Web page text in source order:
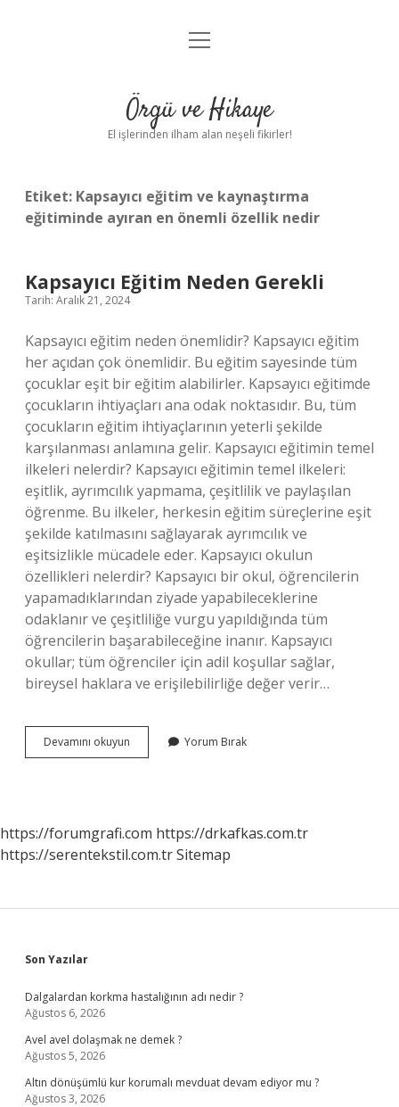
Anasayfa
Yasal Uyarı
menüyü
Örgü ve Hikaye
El işlerinden ilham alan neşeli fikirler!
Etiket: Kapsayıcı eğitim ve kaynaştırma
eğitiminde ayıran en önemli özellik nedir
Kapsayıcı Eğitim Neden Gerekli
Tarih: Aralık 21, 2024
Kapsayıcı eğitim neden önemlidir? Kapsayıcı eğitim
her açıdan çok önemlidir. Bu eğitim sayesinde tüm
çocuklar eşit bir eğitim alabilirler. Kapsayıcı eğitimde
çocukların ihtiyaçları ana odak noktasıdır. Bu, tüm
çocukların eğitim ihtiyaçlarının yeterli şekilde
karşılanması anlamına gelir. Kapsayıcı eğitimin temel
ilkeleri nelerdir? Kapsayıcı eğitimin temel ilkeleri:
eşitlik, ayrımcılık yapmama, çeşitlilik ve paylaşılan
öğrenme. Bu ilkeler, herkesin eğitim süreçlerine eşit
şekilde katılmasını sağlayarak ayrımcılık ve
eşitsizlikle mücadele eder. Kapsayıcı okulun
özellikleri nelerdir? Kapsayıcı bir okul, öğrencilerin
yapamadıklarından ziyade yapabileceklerine
odaklanır ve çeşitliliğe vurgu yapıldığında tüm
öğrencilerin başarabileceğine inanır. Kapsayıcı
okullar; tüm öğrenciler için adil koşullar sağlar,
bireysel haklara ve erişilebilirliğe değer verir…
Devamını okuyun Kapsayıcı
Eğitim
Yorum Bırak
https://forumgrafi.com https://drkafkas.com.tr
https://serentekstil.com.trSitemap
Sidebar
Son Yazılar
Dalgalardan korkma hastalığının adı nedir ?
Ağustos 6, 2026
Avel avel dolaşmak ne demek ?
Ağustos 5, 2026
Altın dönüşümlü kur korumalı mevduat devam ediyor mu ?
Ağustos 3, 2026